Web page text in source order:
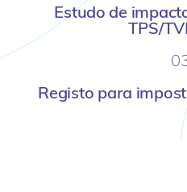
Estudo de
TPS/
Registo para